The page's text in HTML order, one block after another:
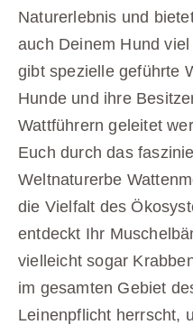
Naturerlebnis und
auch Deinem Hund
gibt spezielle geführte
Hunde und ihre
Wattführern geleitet
Euch durch das
Weltnaturerbe
die Vielfalt des
entdeckt Ihr
vielleicht sogar
im gesamten Gebiet
Leinenpflicht herrscht,